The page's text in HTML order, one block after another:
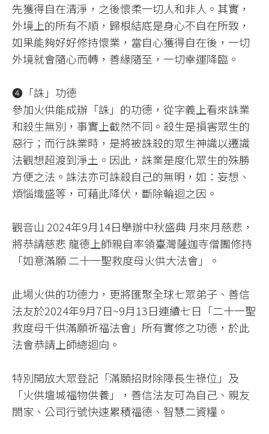
先獲得自在清淨，之後懷柔一切人和非人。其實，
外境上的所有不順，歸根結底是身心不自在所致，
如果能夠好好修持懷業，當自心獲得自在後，一切
外境就會隨心而轉，善緣隨至，一切幸運降臨。
❹「誅」功德
參加火供能成辦「誅」的功德，從字義上看來誅業
和殺生無別，事實上截然不同。殺生是損害眾生的
惡行；而行誅業時，是將被誅殺的眾生神識以遷識
法觀想超渡到淨土。因此，誅業是度化眾生的殊勝
方便之法。誅法亦可誅殺自己的無明，如：妄想、
煩惱熾盛等，可藉此降伏，斷除輪迴之因。
觀音山 2024年9月14日舉辦中秋盛典 月來月慈悲，
將恭請慈悲 龍德上師親自率領臺灣薩迦寺僧團修持
「如意滿願 二十一聖救度母火供大法會」。
此場火供的功德力，更將匯聚全球七眾弟子、善信
法友於2024年9月7日~9月13日連續七日「二十一聖
救度母千供滿願祈福法會」所有實修之功德，於此
法會恭請上師總迴向。
特別開放大眾登記「滿願招財除障長生祿位」及
「火供壇城福物供養」，善信法友可為自己、親友
閤家、公司行號快速累積福德、智慧二資糧。